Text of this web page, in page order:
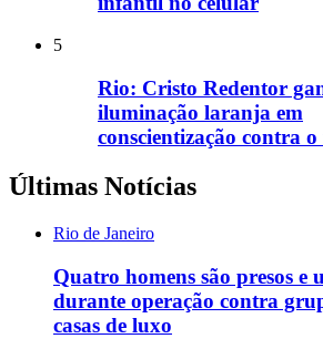
5
Rio: Cristo Redentor
iluminação laranja em
conscientização contra
Últimas Notícias
Rio de Janeiro
Quatro homens são presos e
durante operação contra
casas de luxo